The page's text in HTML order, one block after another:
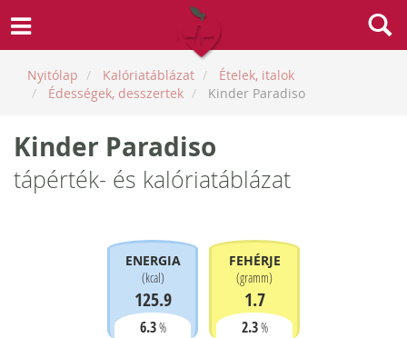
Nyitólap Kalóriatáblázat
Ételek, italok
Édességek, desszertek
Kinder Paradiso
Kinder Paradiso
tápérték- és kalóriatáblázat
ENERGIA
(kcal)
125.9
6.3%
FEHÉRJE
(gramm)
1.7
2.3%